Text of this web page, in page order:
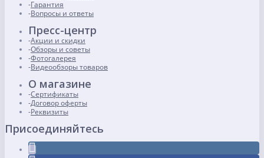
Гарантия
Вопросы и ответы
Пресс-центр
Акции и скидки
Обзоры и советы
Фотогалерея
Видеообзоры товаров
О магазине
Сертификаты
Договор оферты
Реквизиты
Присоединяйтесь